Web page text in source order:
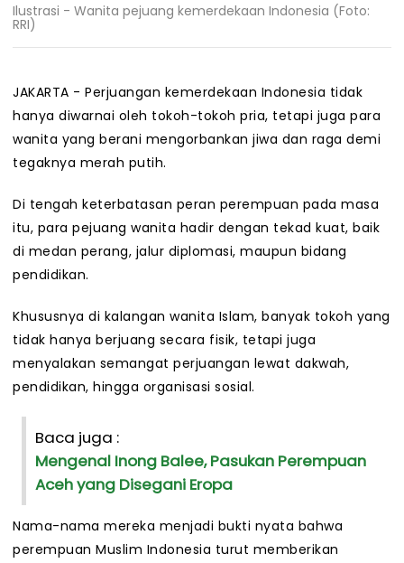
Ilustrasi - Wanita pejuang kemerdekaan Indonesia (Foto:
RRI)
JAKARTA - Perjuangan kemerdekaan Indonesia tidak
hanya diwarnai oleh tokoh-tokoh pria, tetapi juga para
wanita yang berani mengorbankan jiwa dan raga demi
tegaknya merah putih.
Di tengah keterbatasan peran perempuan pada masa
itu, para pejuang wanita hadir dengan tekad kuat, baik
di medan perang, jalur diplomasi, maupun bidang
pendidikan.
Khususnya di kalangan wanita Islam, banyak tokoh yang
tidak hanya berjuang secara fisik, tetapi juga
menyalakan semangat perjuangan lewat dakwah,
pendidikan, hingga organisasi sosial.
Baca juga :
Mengenal Inong Balee, Pasukan Perempuan
Aceh yang Disegani Eropa
Nama-nama mereka menjadi bukti nyata bahwa
perempuan Muslim Indonesia turut memberikan